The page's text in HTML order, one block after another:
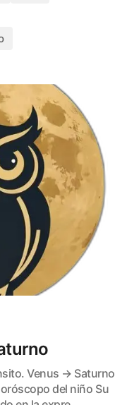
Venus → Saturno
del niño Su